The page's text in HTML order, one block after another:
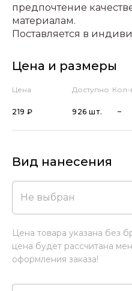
предпочтение
материалам.
Поставляется в
Цена и размеры
Цена Доступно Кол-
219 ₽ 926 шт.
Вид нанесения
Не выбран
Цена товара указана без
цена будет рассчитана
оформления заказа!